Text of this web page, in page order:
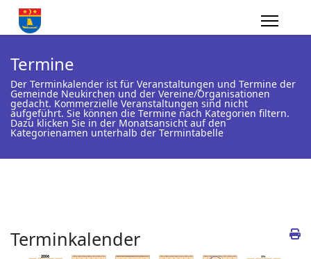
Termine
Der Terminkalender ist für Veranstaltungen und Termine der
Gemeinde Neukirchen und der Vereine/Organisationen
gedacht. Kommerzielle Veranstaltungen sind nicht
aufgeführt. Sie können die Termine nach Kategorien filtern.
Dazu klicken Sie in der Monatsansicht auf den
Kategorienamen unterhalb der Termintabelle
Terminkalender